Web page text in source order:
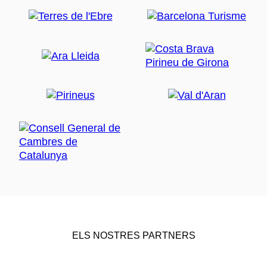
ELS NOSTRES PARTNERS